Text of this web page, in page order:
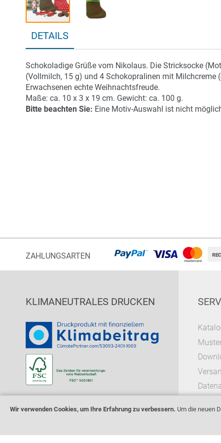
Wir verwenden Cookies, um Ihre Erfahrung zu verbessern. Um die neuen
Anfang
der
Bildergalerie
springen
DETAILS
Schokoladige Grüße vom Nikolaus. Die Stricksocke
(Vollmilch, 15 g) und 4 Schokopralinen mit Milchcreme
Erwachsenen echte Weihnachtsfreude.
Maße: ca. 10 x 3 x 19 cm. Gewicht: ca. 100 g.
Bitte beachten Sie: Eine Motiv-Auswahl ist nicht
ZAHLUNGSARTEN
KLIMANEUTRALES DRUCKEN